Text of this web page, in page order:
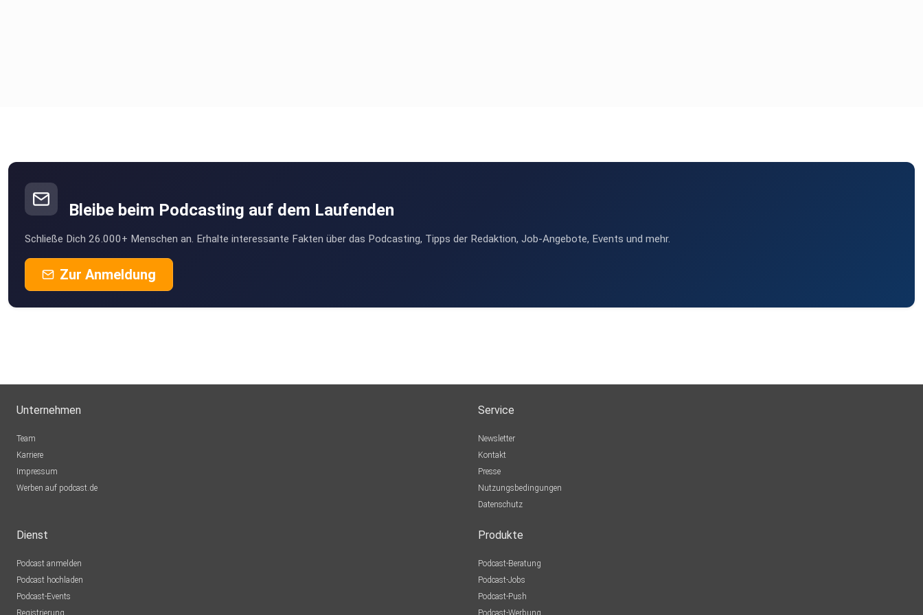
Bleibe beim Podcasting auf dem Laufenden
Schließe Dich 26.000+ Menschen an. Erhalte interessante Fakten über das Podcasting, Tipps der Redaktion, Job-Angebote, Events und mehr.
Zur Anmeldung
Unternehmen
Team
Karriere
Impressum
Werben auf podcast.de
Service
Newsletter
Kontakt
Presse
Nutzungsbedingungen
Datenschutz
Dienst
Podcast anmelden
Podcast hochladen
Podcast-Events
Registrierung
Produkte
Podcast-Beratung
Podcast-Jobs
Podcast-Push
Podcast-Werbung